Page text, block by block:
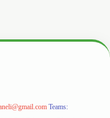
Teams: